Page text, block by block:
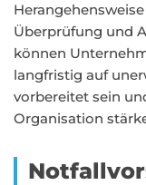
Überprüfung und
können
langfristig auf
vorbereitet sein
Organisation